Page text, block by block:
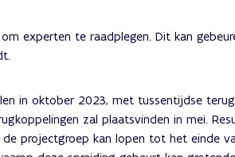
experten te raadplegen. Dit kan
in oktober 2023, met tussentijdse
zal plaatsvinden in mei.
projectgroep kan lopen tot het einde